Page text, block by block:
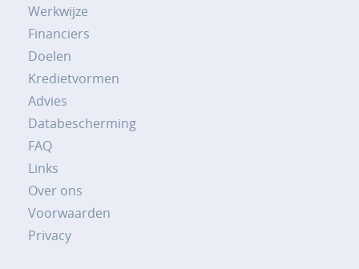
Werkwijze
Financiers
Doelen
Kredietvormen
Advies
Databescherming
FAQ
Links
Over ons
Voorwaarden
Privacy